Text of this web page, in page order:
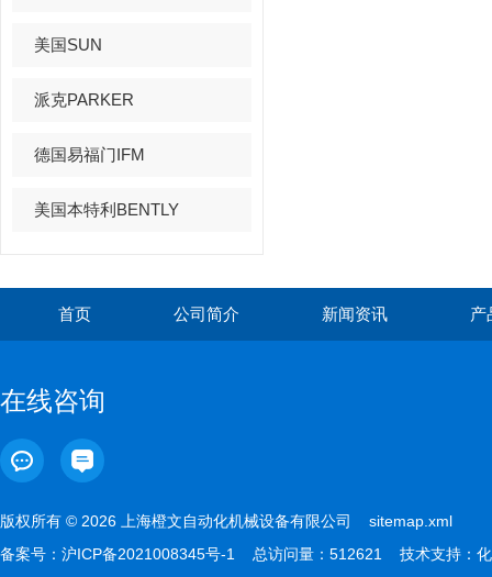
美国SUN
派克PARKER
德国易福门IFM
美国本特利BENTLY
首页 公司简介 新闻资讯 产
在线咨询
版权所有 © 2026 上海橙文自动化机械设备有限公司 sitemap.xml
备案号： 沪ICP备2021008345号-1 总访问量：512621 技术支持： 化